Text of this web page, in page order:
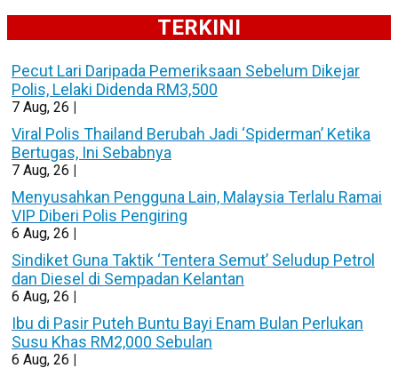
TERKINI
Pecut Lari Daripada Pemeriksaan Sebelum Dikejar
Polis, Lelaki Didenda RM3,500
7 Aug, 26
Viral Polis Thailand Berubah Jadi ‘Spiderman’ Ketika
Bertugas, Ini Sebabnya
7 Aug, 26
Menyusahkan Pengguna Lain, Malaysia Terlalu Ramai
VIP Diberi Polis Pengiring
6 Aug, 26
Sindiket Guna Taktik ‘Tentera Semut’ Seludup Petrol
dan Diesel di Sempadan Kelantan
6 Aug, 26
Ibu di Pasir Puteh Buntu Bayi Enam Bulan Perlukan
Susu Khas RM2,000 Sebulan
6 Aug, 26